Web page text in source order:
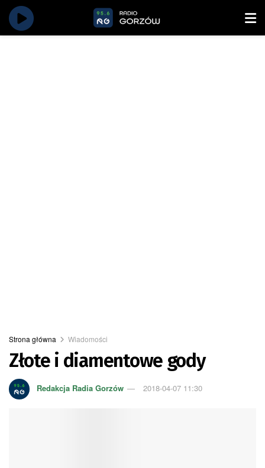
Strona główna Wiadomości
Złote i diamentowe gody
Redakcja Radia Gorzów 2018-04-07 11:30